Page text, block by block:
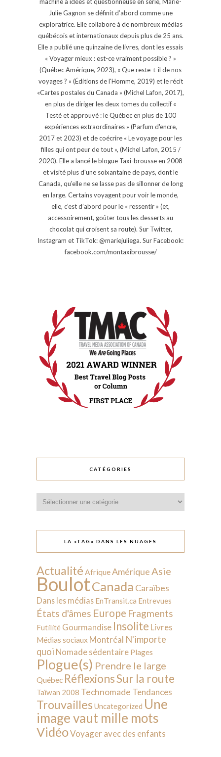
Julie Gagnon se définit d’abord comme une
exploratrice. Elle collabore à de nombreux médias
québécois et internationaux depuis plus de 25 ans.
Elle a publié une quinzaine de livres, dont les essais
« Voyager mieux : est-ce vraiment possible ? »
(Québec Amérique, 2023), « Que reste-t-il de nos
voyages ? » (Éditions de l'Homme, 2019) et le récit
«Cartes postales du Canada » (Michel Lafon, 2017),
en plus de diriger les deux tomes du collectif «
Testé et approuvé : le Québec en plus de 100
expériences extraordinaires » (Parfum d'encre,
2017 et 2023) et de coécrire « Le voyage pour les
filles qui ont peur de tout », (Michel Lafon, 2015 /
2020). Elle a lancé le blogue Taxi-brousse en 2008
et visité plus d'une soixantaine de pays, dont le
Canada, qu'elle ne se lasse pas de sillonner de long
en large. Certains voyagent pour voir le monde,
elle, c’est d’abord pour le « ressentir » (et,
accessoirement, goûter tous les desserts au
chocolat qui croisent sa route). Sur Twitter,
Instagram et TikTok: @mariejuliega. Sur Facebook:
facebook.com/montaxibrousse/
CATÉGORIES
LA «TAG» DANS LES NUAGES
Actualité AfriqueAmérique Asie
BoulotCanada Caraïbes
Dans les médias EnTransit.ca Entrevues
États d'âmes Europe Fragments
Futilité Gourmandise Insolite Livres
Médias sociaux Montréal N'importe
quoi Nomade sédentaire Plages
Plogue(s) Prendre le large
Québec RéflexionsSur la route
Taïwan 2008 Technomade Tendances
Trouvailles Uncategorized Une
image vaut mille mots
VidéoVoyager avec des enfants